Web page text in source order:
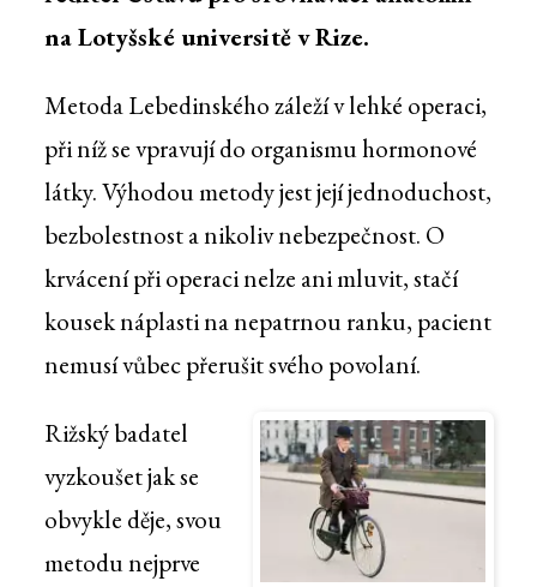
na Lotyšské universitě v Rize.
Metoda Lebedinského záleží v lehké operaci,
při níž se vpravují do organismu hormonové
látky. Výhodou metody jest její jednoduchost,
bezbolestnost a nikoliv nebezpečnost. O
krvácení při operaci nelze ani mluvit, stačí
kousek náplasti na nepatrnou ranku, pacient
nemusí vůbec přerušit svého povolaní.
Rižský badatel
vyzkoušet jak se
obvykle děje, svou
metodu nejprve